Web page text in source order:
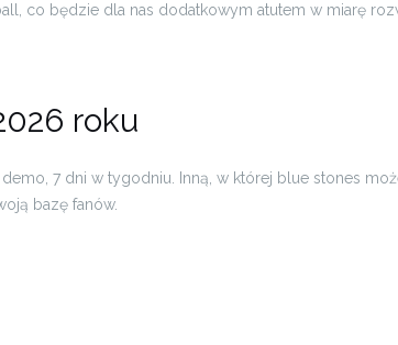
co będzie dla nas dodatkowym atutem w miarę
roku
7 dni w tygodniu. Inną, w której blue stones
bazę fanów.